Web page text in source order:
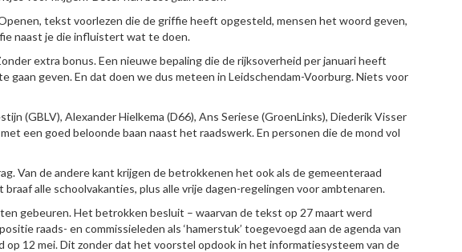
tekst voorlezen die de griffie heeft opgesteld, mensen het woord geven,
naast je die influistert wat te doen.
extra bonus. Een nieuwe bepaling die de rijksoverheid per januari heeft
gaan geven. En dat doen we dus meteen in Leidschendam-Voorburg. Niets voor
(GBLV), Alexander Hielkema (D66), Ans Seriese (GroenLinks), Diederik Visser
een goed beloonde baan naast het raadswerk. En personen die de mond vol
Van de andere kant krijgen de betrokkenen het ook als de gemeenteraad
alle schoolvakanties, plus alle vrije dagen-regelingen voor ambtenaren.
gebeuren. Het betrokken besluit – waarvan de tekst op 27 maart werd
raads- en commissieleden als ‘hamerstuk’ toegevoegd aan de agenda van
op 12 mei. Dit zonder dat het voorstel opdook in het informatiesysteem van de